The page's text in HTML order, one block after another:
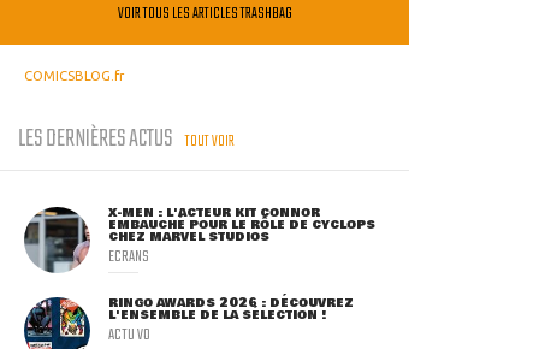
VOIR TOUS LES ARTICLES TRASHBAG
COMICSBLOG.fr
LES DERNIÈRES ACTUS TOUT VOIR
X-MEN : L'ACTEUR KIT CONNOR
EMBAUCHÉ POUR LE RÔLE DE CYCLOPS
CHEZ MARVEL STUDIOS
ECRANS
RINGO AWARDS 2026 : DÉCOUVREZ
L'ENSEMBLE DE LA SÉLECTION !
ACTU VO